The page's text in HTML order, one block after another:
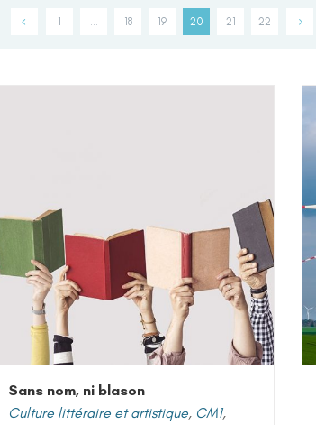
1 … 18 19 20 21 22
Sans nom, ni blason
Culture littéraire et artistique, CM1,